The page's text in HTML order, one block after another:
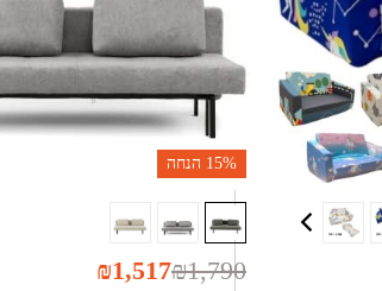
15% הנחה
₪1,790
₪1,517